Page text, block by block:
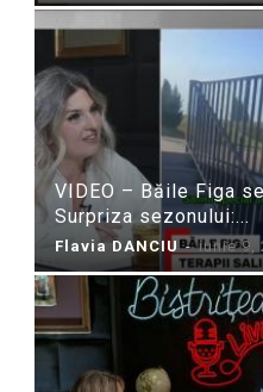
VIDEO – Băile Figa
Surpriza sezonului:...
Flavia DANCIU - iunie 9,